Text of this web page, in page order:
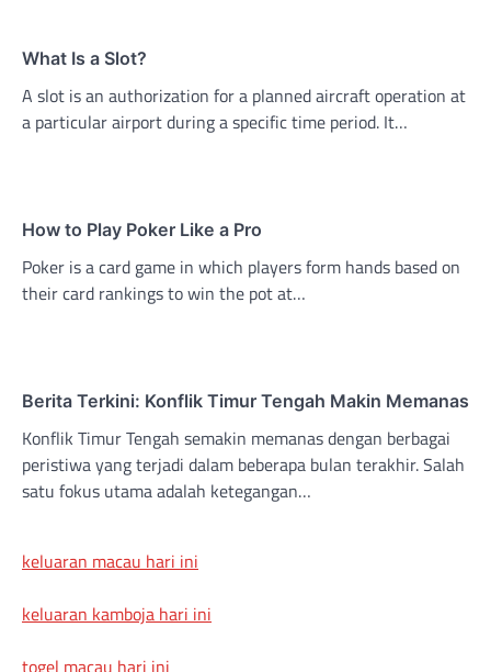
What Is a Slot?
A slot is an authorization for a planned aircraft operation at
a particular airport during a specific time period. It…
How to Play Poker Like a Pro
Poker is a card game in which players form hands based on
their card rankings to win the pot at…
Berita Terkini: Konflik Timur Tengah Makin Memanas
Konflik Timur Tengah semakin memanas dengan berbagai
peristiwa yang terjadi dalam beberapa bulan terakhir. Salah
satu fokus utama adalah ketegangan…
keluaran macau hari ini
keluaran kamboja hari ini
togel macau hari ini